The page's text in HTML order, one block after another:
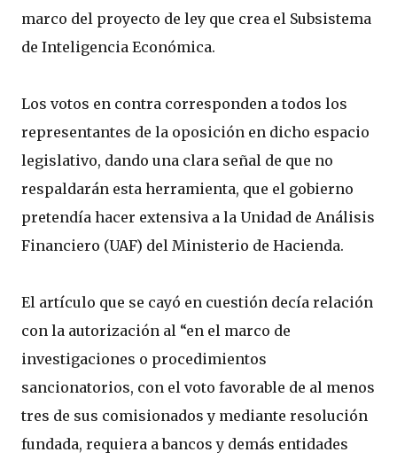
marco del proyecto de ley que crea el Subsistema
de Inteligencia Económica.
Los votos en contra corresponden a todos los
representantes de la oposición en dicho espacio
legislativo, dando una clara señal de que no
respaldarán esta herramienta, que el gobierno
pretendía hacer extensiva a la Unidad de Análisis
Financiero (UAF) del Ministerio de Hacienda.
El artículo que se cayó en cuestión decía relación
con la autorización al “en el marco de
investigaciones o procedimientos
sancionatorios, con el voto favorable de al menos
tres de sus comisionados y mediante resolución
fundada, requiera a bancos y demás entidades